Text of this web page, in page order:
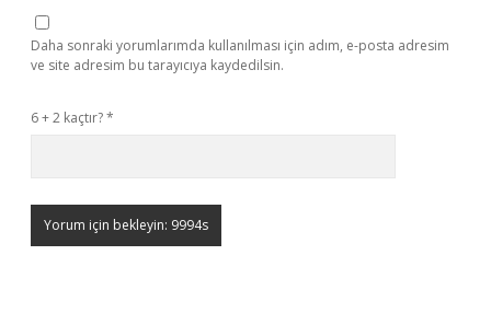
Daha sonraki yorumlarımda kullanılması için adım, e-posta adresim
ve site adresim bu tarayıcıya kaydedilsin.
6 + 2 kaçtır?*